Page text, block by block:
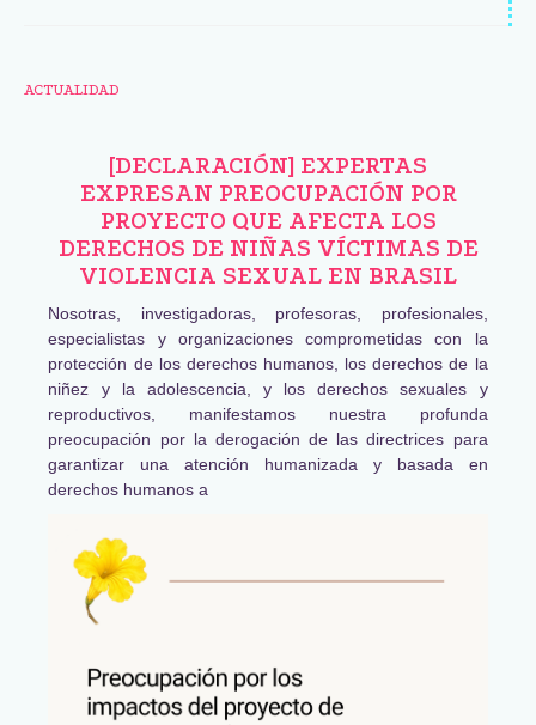
ACTUALIDAD
[DECLARACIÓN] EXPERTAS
EXPRESAN PREOCUPACIÓN POR
PROYECTO QUE AFECTA LOS
DERECHOS DE NIÑAS VÍCTIMAS DE
VIOLENCIA SEXUAL EN BRASIL
Nosotras, investigadoras, profesoras, profesionales,
especialistas y organizaciones comprometidas con la
protección de los derechos humanos, los derechos de la
niñez y la adolescencia, y los derechos sexuales y
reproductivos, manifestamos nuestra profunda
preocupación por la derogación de las directrices para
garantizar una atención humanizada y basada en
derechos humanos a